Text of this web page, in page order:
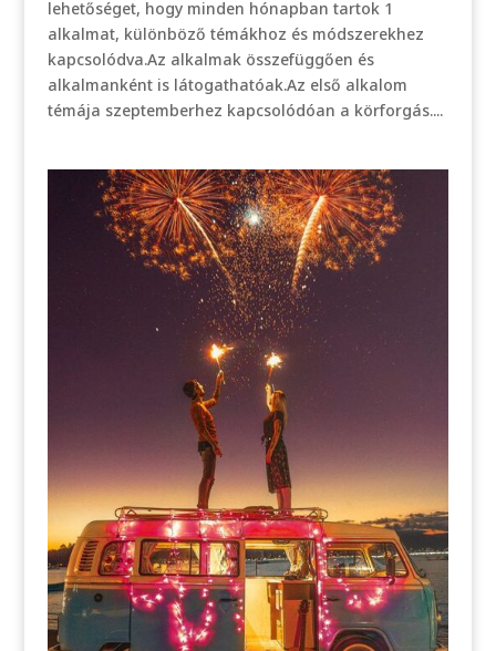
lehetőséget, hogy minden hónapban tartok 1
alkalmat, különböző témákhoz és módszerekhez
kapcsolódva.Az alkalmak összefüggően és
alkalmanként is látogathatóak.Az első alkalom
témája szeptemberhez kapcsolódóan a körforgás....